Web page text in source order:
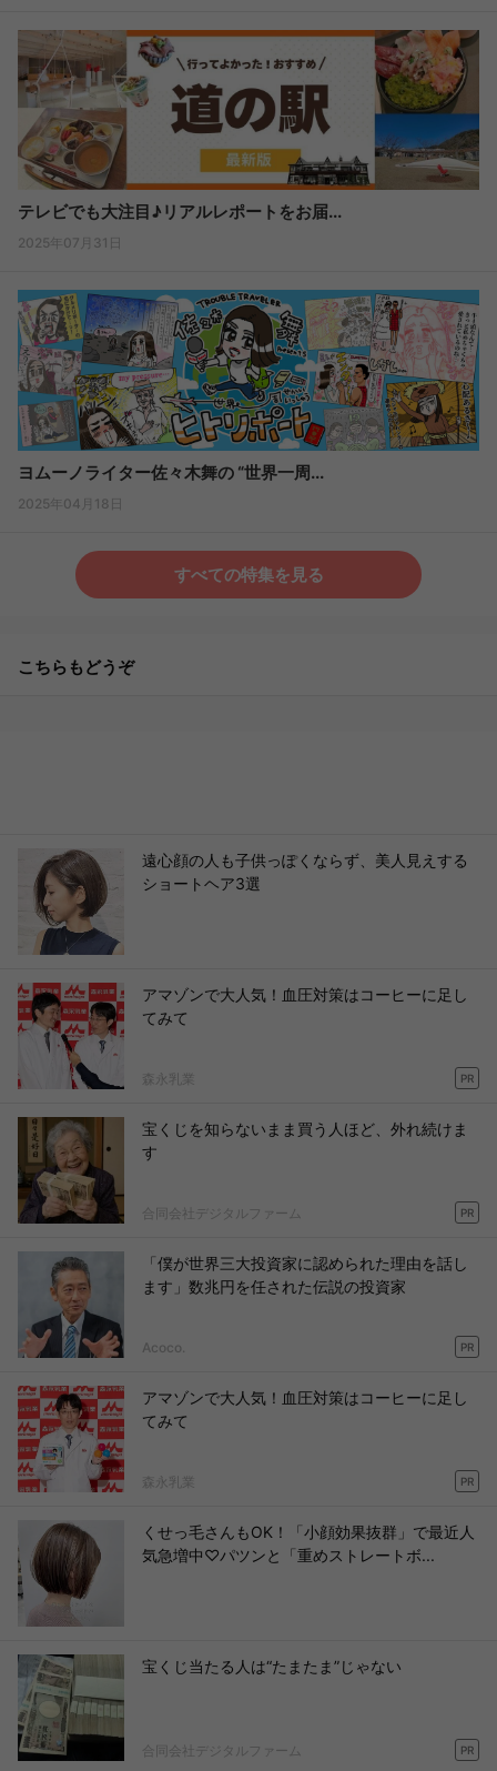
テレビでも大注目♪リアルレポートをお届...
2025年07月31日
ヨムーノライター佐々木舞の “世界一周...
2025年04月18日
すべての特集を見る
こちらもどうぞ
遠心顔の人も子供っぽくならず、美人見えする
ショートヘア3選
アマゾンで大人気！血圧対策はコーヒーに足し
てみて
森永乳業 PR
宝くじを知らないまま買う人ほど、外れ続けま
す
合同会社デジタルファーム PR
「僕が世界三大投資家に認められた理由を話し
ます」数兆円を任された伝説の投資家
Acoco. PR
アマゾンで大人気！血圧対策はコーヒーに足し
てみて
森永乳業 PR
くせっ毛さんもOK！「小顔効果抜群」で最近人
気急増中♡パツンと「重めストレートボ...
宝くじ当たる人は“たまたま”じゃない
合同会社デジタルファーム PR